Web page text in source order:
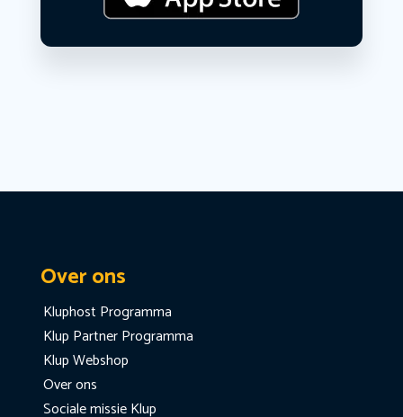
Over ons
Kluphost Programma
Klup Partner Programma
Klup Webshop
Over ons
Sociale missie Klup